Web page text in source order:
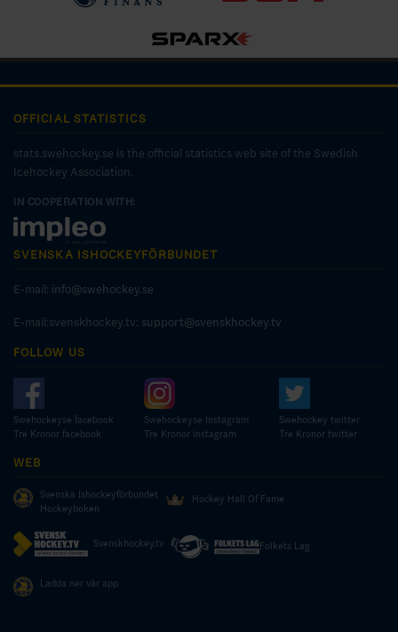
OFFICIAL STATISTICS
stats.swehockey.se is the official statistics web site of the Swedish
Icehockey Association.
IN COOPERATION WITH:
SVENSKA ISHOCKEYFÖRBUNDET
E-mail: info@swehockey.se
E-mail:svenskhockey.tv: support@svenskhockey.tv
FOLLOW US
Swehockeyse facebook
Tre Kronor facebook
Swehockeyse Instagram
Tre Kronor instagram
Swehockey twitter
Tre Kronor twitter
WEB
Svenska Ishockeyförbundet
Hockeyboken
Hockey Hall Of Fame
Svenskhockey.tv Folkets Lag
Ladda ner vår app